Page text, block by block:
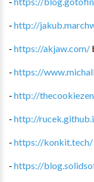
- http://
- https://akjaw.com/
- https://
- http://
- http://
- https://konkit.tech/
- https://